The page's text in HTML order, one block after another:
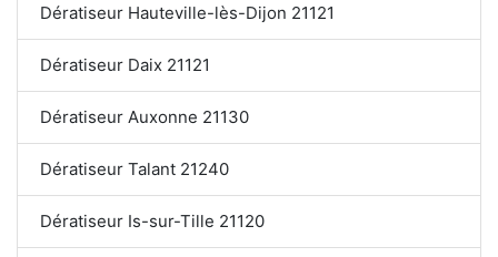
Dératiseur Hauteville-lès-Dijon 21121
Dératiseur Daix 21121
Dératiseur Auxonne 21130
Dératiseur Talant 21240
Dératiseur Is-sur-Tille 21120